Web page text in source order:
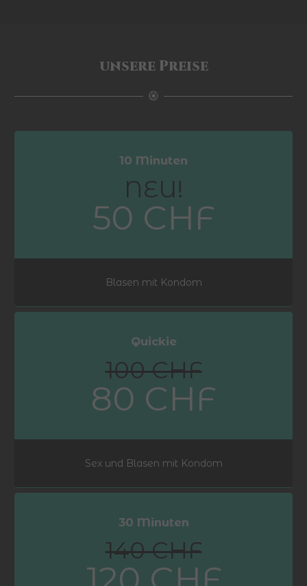
unsere Preise
10 Minuten
NEU!
50 CHF
Blasen mit Kondom
Quickie
100 CHF
80 CHF
Sex und Blasen mit Kondom
30 Minuten
140 CHF